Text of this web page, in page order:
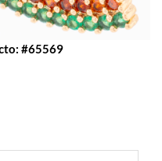
#65569